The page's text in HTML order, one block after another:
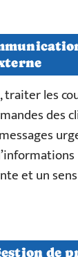
traiter les
des
et un
de